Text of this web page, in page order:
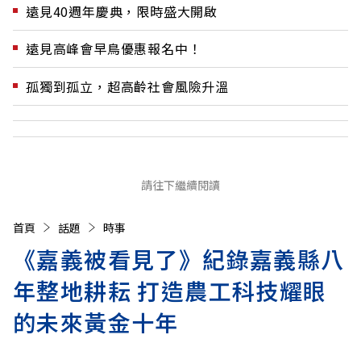
遠見40週年慶典，限時盛大開啟
遠見高峰會早鳥優惠報名中！
孤獨到孤立，超高齡社會風險升溫
請往下繼續閱讀
首頁 話題 時事
《嘉義被看見了》紀錄嘉義縣八
年整地耕耘 打造農工科技耀眼
的未來黃金十年